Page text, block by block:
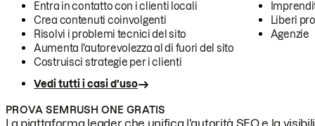
Entra in contatto con i clienti locali
Crea contenuti coinvolgenti
Risolvi i problemi tecnici del sito
Aumenta l'autorevolezza al di fuori del sito
Costruisci strategie per i clienti
Vedi tutti i casi d'uso
Liberi
Agenzie
PROVA SEMRUSH ONE GRATIS
La piattaforma leader che unifica l'autorità SEO e la